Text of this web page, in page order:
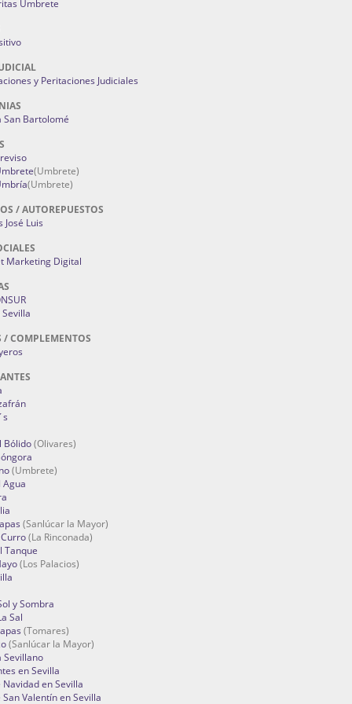
Umbrete
y Peritaciones Judiciales
San Bartolomé
(Umbrete)
(Umbrete)
/ AUTOREPUESTOS
José Luis
Marketing Digital
/ COMPLEMENTOS
Bólido(Olivares)
(Umbrete)
(Sanlúcar la Mayor)
(La Rinconada)
Tanque
(Los Palacios)
y Sombra
Sal
(Tomares)
(Sanlúcar la Mayor)
Sevillano
en Sevilla
Navidad en Sevilla
Valentín en Sevilla